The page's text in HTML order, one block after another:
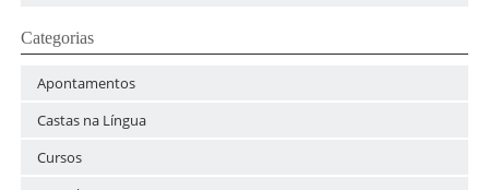
Categorias
Apontamentos
Castas na Língua
Cursos